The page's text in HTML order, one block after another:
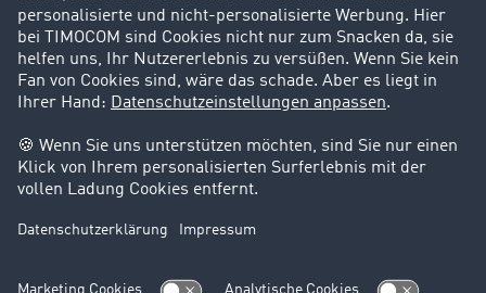
Support
Kontakt
Rechtliches
Impressum
AGB